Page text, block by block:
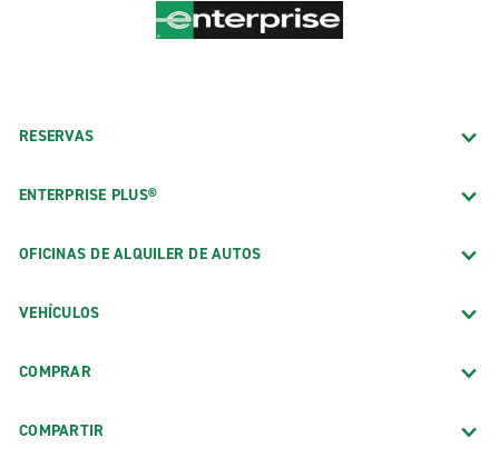
RESERVAS
ENTERPRISE PLUS®
OFICINAS DE ALQUILER DE AUTOS
VEHÍCULOS
COMPRAR
COMPARTIR